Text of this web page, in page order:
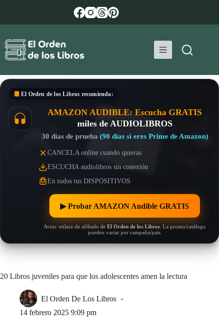
El Orden de los Libros recomienda:
AMAZON AUDIBLE: Escucha GRATIS
miles de AUDIOLIBROS
30 días de prueba (90 días si eres Prime de Amazon)
CANCELA online cuando quieras
ESCUCHA audiolibros sin conexión
En todos tus DISPOSITIVOS
▶︎ Probar AMAZON Audible GRATIS
Aviso: enlace de afiliado de El Orden de los Libros . La promo/catálogo
pueden variar por campaña/país.
20 Libros juveniles para que los adolescentes amen la lectura
El Orden De Los Libros
14 febrero 2025 9:09 pm